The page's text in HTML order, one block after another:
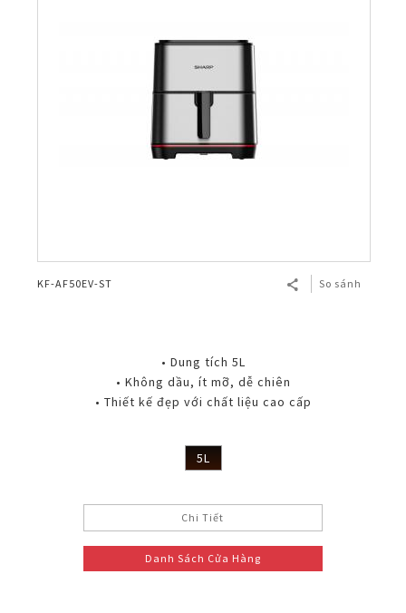
KF-AF50EV-ST So sánh
• Dung tích 5L
• Không dầu, ít mỡ, dễ chiên
• Thiết kế đẹp với chất liệu cao cấp
5L
Chi Tiết
Danh Sách Cửa Hàng